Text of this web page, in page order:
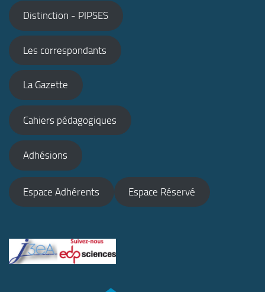
Distinction - PIPSES
Les correspondants
La Gazette
Cahiers pédagogiques
Adhésions
Espace Adhérents Espace Réservé